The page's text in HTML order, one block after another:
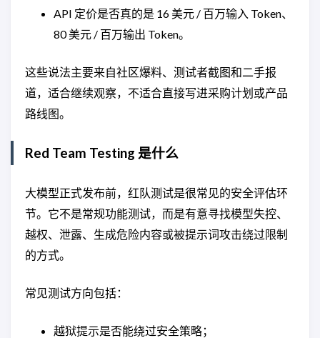
API 定价是否真的是 16 美元 / 百万输入 Token、
80 美元 / 百万输出 Token。
这些说法主要来自社区爆料、测试者截图和二手报
道，适合继续观察，不适合直接写进采购计划或产品
路线图。
Red Team Testing 是什么
大模型正式发布前，红队测试是很常见的安全评估环
节。它不是常规功能测试，而是有意寻找模型失控、
越权、泄露、生成危险内容或被提示词攻击绕过限制
的方式。
常见测试方向包括：
越狱提示是否能绕过安全策略；